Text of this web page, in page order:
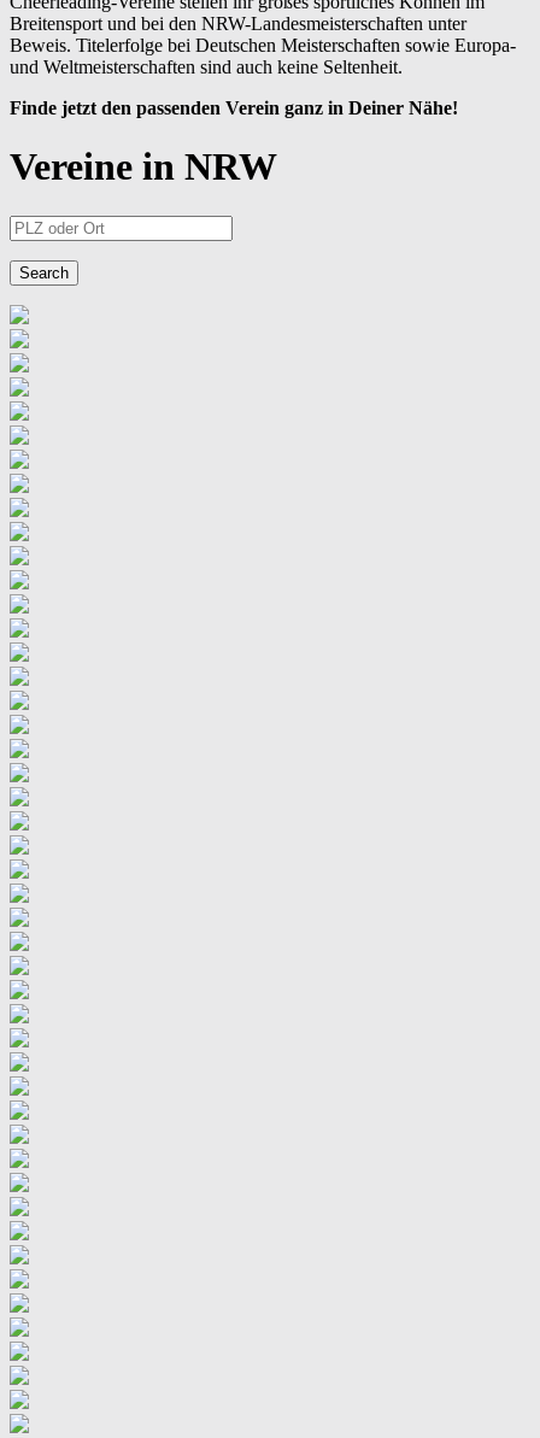
Breitensport und bei den NRW-Landesmeisterschaften unter
Beweis. Titelerfolge bei Deutschen Meisterschaften sowie Europa-
und Weltmeisterschaften sind auch keine Seltenheit.
Finde jetzt den passenden Verein ganz in Deiner Nähe!
Vereine in NRW